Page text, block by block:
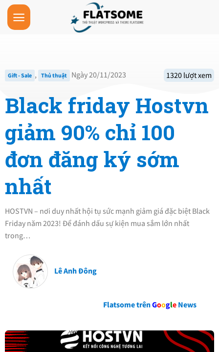
Skip
content
Gift - Sale , Thủ thuật Ngày 20/11/2023 1320 lượt xem
Black friday Hostvn
giảm 90% chỉ 100
đơn đăng ký sớm
nhất
HOSTVN – nơi duy nhất hội tụ sức mạnh giảm giá đặc biệt Black
Friday năm 2023! Để đánh dấu sự kiện mua sắm lớn nhất
trong…
Lê Anh Đông
Flatsome trênGoogle News